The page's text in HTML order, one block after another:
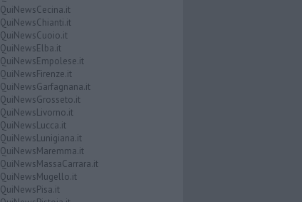
QuiNewsCecina.it
QuiNewsChianti.it
QuiNewsCuoio.it
QuiNewsElba.it
QuiNewsEmpolese.it
QuiNewsFirenze.it
QuiNewsGarfagnana.it
QuiNewsGrosseto.it
QuiNewsLivorno.it
QuiNewsLucca.it
QuiNewsLunigiana.it
QuiNewsMaremma.it
QuiNewsMassaCarrara.it
QuiNewsMugello.it
QuiNewsPisa.it